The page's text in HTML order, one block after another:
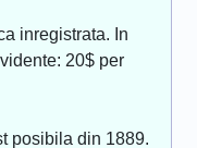
inregistrata. In
20$ per
posibila din 1889.